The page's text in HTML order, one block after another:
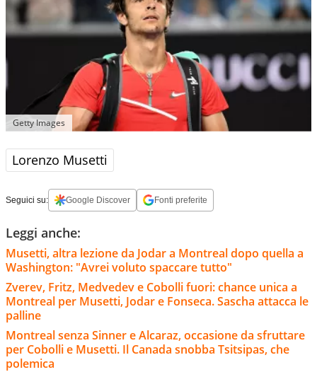
Getty Images
Lorenzo Musetti
Seguici su: Google Discover Fonti preferite
Leggi anche:
Musetti, altra lezione da Jodar a Montreal dopo quella a
Washington: "Avrei voluto spaccare tutto"
Zverev, Fritz, Medvedev e Cobolli fuori: chance unica a
Montreal per Musetti, Jodar e Fonseca. Sascha attacca le
palline
Montreal senza Sinner e Alcaraz, occasione da sfruttare
per Cobolli e Musetti. Il Canada snobba Tsitsipas, che
polemica